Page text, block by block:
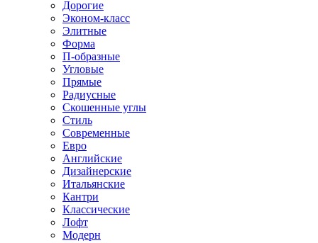
Дорогие
Эконом-класс
Элитные
Форма
П-образные
Угловые
Прямые
Радиусные
Скошенные углы
Стиль
Современные
Евро
Английские
Дизайнерские
Итальянские
Кантри
Классические
Лофт
Модерн